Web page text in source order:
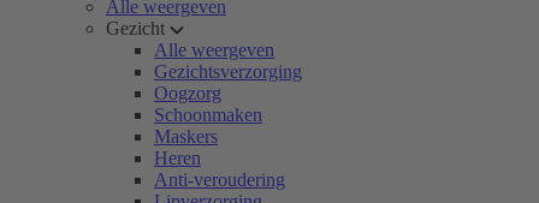
Alle weergeven
Gezicht
Alle weergeven
Gezichtsverzorging
Oogzorg
Schoonmaken
Maskers
Heren
Anti-veroudering